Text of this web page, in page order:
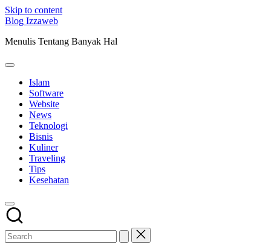
Skip to content
Blog Izzaweb
Menulis Tentang Banyak Hal
Islam
Software
Website
News
Teknologi
Bisnis
Kuliner
Traveling
Tips
Kesehatan